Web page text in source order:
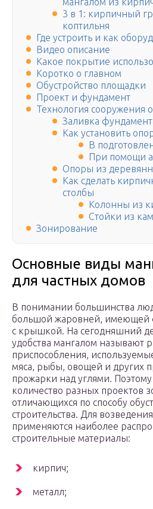
3 в 1: кирпичный
коптильня
Где устроить и как
Видео описание
Какое покрытие
Коротко о главном
Обустройство площадки
Проект и фундамент
Технология сооружения
Заливка
Как установить
В
При помощи
Опоры из
Как сделать
столбы
Колонны из
Стойки из
Зонирование
Основные виды
для частных домов
В понимании большинства
большой жаровней,
с крышкой. На сегодняшний
удобства мангалом называют
приспособления,
мяса, рыбы, овощей и других
прожарки над углями.
количество разных проектов
отличающихся по способу
строительства. Для
применяются наиболее
строительные материалы:
кирпич;
металл;